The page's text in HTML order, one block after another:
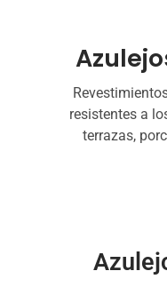
resistentes a
terrazas,